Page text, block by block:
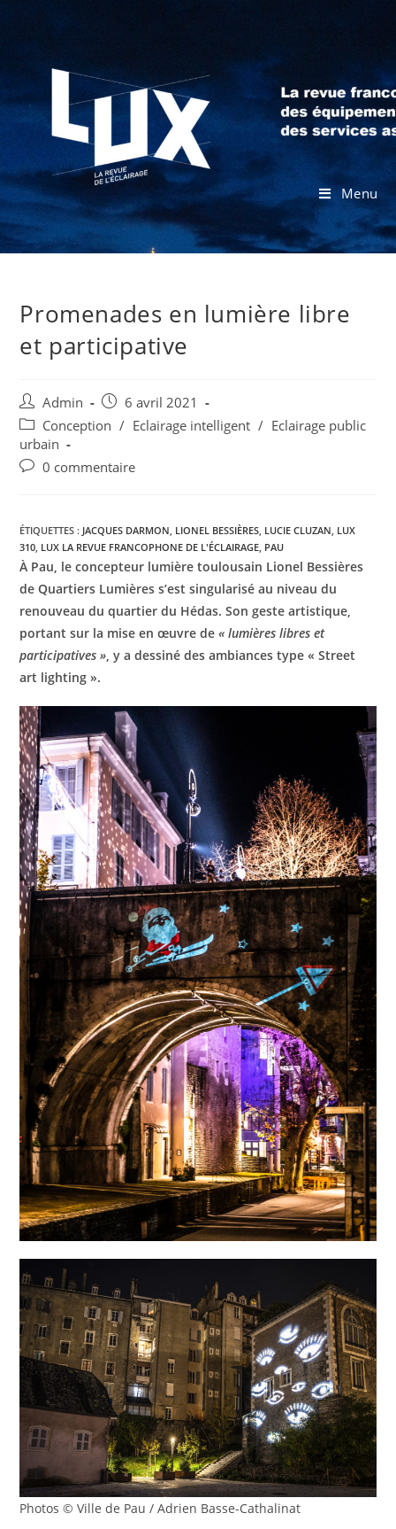
Menu
Promenades en lumière libre
et participative
Admin
6 avril 2021
Conception / Eclairage intelligent / Eclairage public
urbain
0 commentaire
ÉTIQUETTES : JACQUES DARMON, LIONEL BESSIÈRES, LUCIE CLUZAN, LUX
310, LUX LA REVUE FRANCOPHONE DE L'ÉCLAIRAGE, PAU
À Pau, le concepteur lumière toulousain Lionel Bessières
de Quartiers Lumières s’est singularisé au niveau du
renouveau du quartier du Hédas. Son geste artistique,
portant sur la mise en œuvre de« lumières libres et
participatives », y a dessiné des ambiances type « Street
art lighting ».
Photos © Ville de Pau / Adrien Basse-Cathalinat